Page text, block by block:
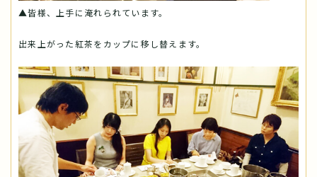
▲皆様、上手に淹れられています。
出来上がった紅茶をカップに移し替えます。